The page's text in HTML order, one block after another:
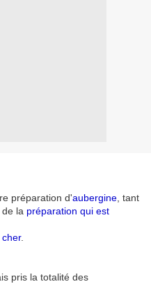
préparation d'aubergine , tant
la préparation qui est
cher.
pris la totalité des